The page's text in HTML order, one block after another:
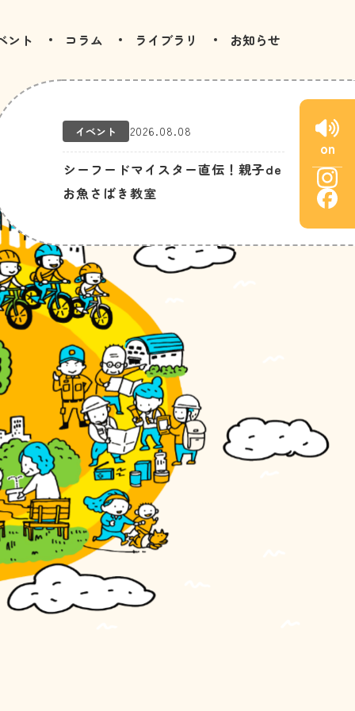
ント コラム ライブラリ お知らせ
on
イベント 2026.08.08
シーフードマイスター直伝！親子de
お魚さばき教室